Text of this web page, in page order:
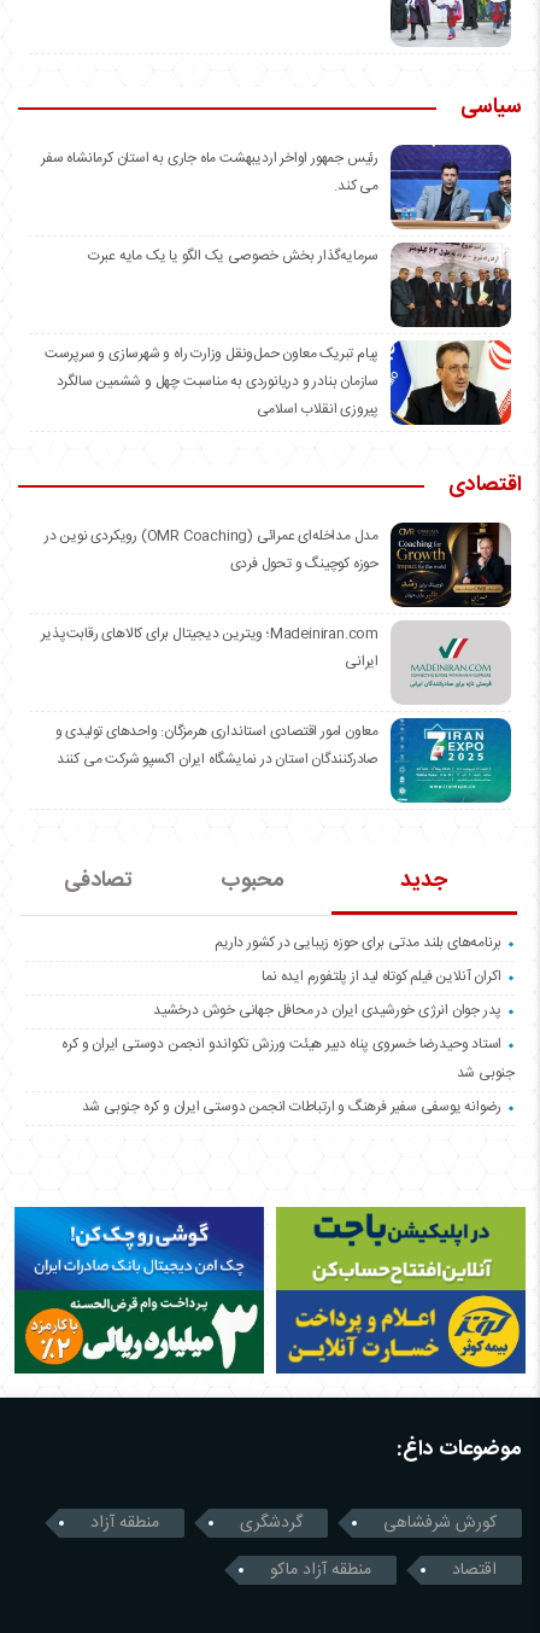
سیاسی
رئیس جمهور اواخر اردیبهشت ماه جاری به استان کرمانشاه سفر
می کند.
سرمایه‌گذار بخش خصوصی یک الگو یا یک مایه عبرت
️پیام تبریک معاون حمل‌ونقل وزارت راه و شهرسازی و سرپرست
سازمان بنادر و دریانوردی به مناسبت چهل و ششمین سالگرد
پیروزی انقلاب اسلامی
اقتصادی
مدل مداخله‌ای عمرائی (OMR Coaching) رویکردی نوین در
حوزه کوچینگ و تحول فردی
Madeiniran.com؛ ویترین دیجیتال برای کالاهای رقابت‌پذیر
ایرانی
معاون امور اقتصادی استانداری هرمزگان: واحدهای تولیدی و
صادرکنندگان استان در نمایشگاه ایران اکسپو شرکت می کنند
جدید محبوب تصادفی
برنامه‌های بلند مدتی برای حوزه زیبایی در کشور داریم
اکران آنلاین فیلم کوتاه لید از پلتفورم ایده نما
پدر جوان انرژی خورشیدی ایران در محافل جهانی خوش درخشید
استاد وحیدرضا خسروی پناه دبیر هیئت ورزش تکواندو انجمن دوستی ایران و کره
جنوبی شد
رضوانه یوسفی سفیر فرهنگ و ارتباطات انجمن دوستی ایران و کره جنوبی شد
موضوعات داغ:
کورش شرفشاهی گردشگری
منطقه آزاد
اقتصاد
منطقه آزاد ماکو